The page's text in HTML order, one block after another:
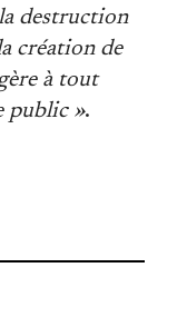
destruction
création de
à tout
public ».